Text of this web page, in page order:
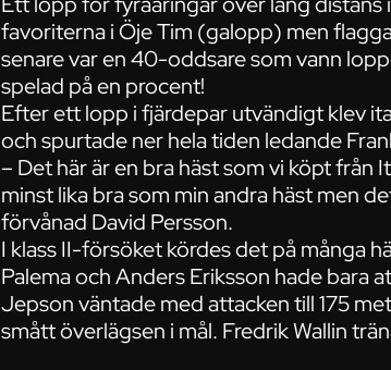
favoriterna i Öje Tim (galopp) men
senare var en 40-oddsare som vann
spelad på en procent!
Efter ett lopp i fjärdepar utvändigt klev
och spurtade ner hela tiden ledande
– Det här är en bra häst som vi köpt från
minst lika bra som min andra häst men
förvånad David Persson.
I klass II-försöket kördes det på många
Palema och Anders Eriksson hade bara
Jepson väntade med attacken till 175
smått överlägsen i mål. Fredrik Wallin